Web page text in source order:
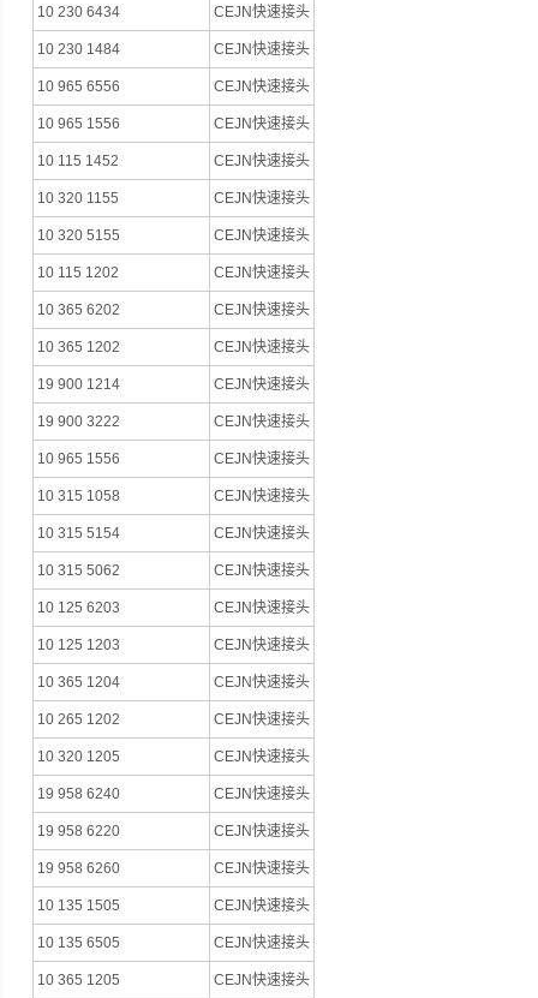
10 230 6434 CEJN快速接头
10 230 1484 CEJN快速接头
10 965 6556 CEJN快速接头
10 965 1556 CEJN快速接头
10 115 1452 CEJN快速接头
10 320 1155 CEJN快速接头
10 320 5155 CEJN快速接头
10 115 1202 CEJN快速接头
10 365 6202 CEJN快速接头
10 365 1202 CEJN快速接头
19 900 1214 CEJN快速接头
19 900 3222 CEJN快速接头
10 965 1556 CEJN快速接头
10 315 1058 CEJN快速接头
10 315 5154 CEJN快速接头
10 315 5062 CEJN快速接头
10 125 6203 CEJN快速接头
10 125 1203 CEJN快速接头
10 365 1204 CEJN快速接头
10 265 1202 CEJN快速接头
10 320 1205 CEJN快速接头
19 958 6240 CEJN快速接头
19 958 6220 CEJN快速接头
19 958 6260 CEJN快速接头
10 135 1505 CEJN快速接头
10 135 6505 CEJN快速接头
10 365 1205 CEJN快速接头